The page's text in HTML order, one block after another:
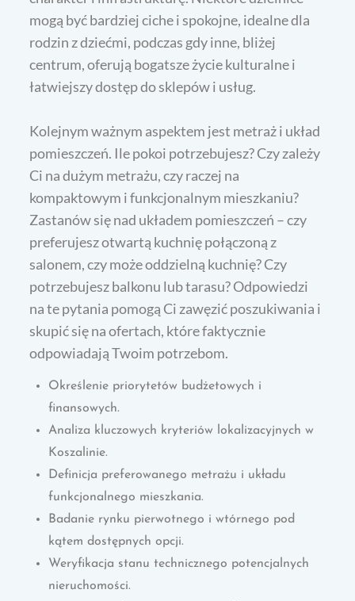
mogą być bardziej ciche i spokojne, idealne dla
rodzin z dziećmi, podczas gdy inne, bliżej
centrum, oferują bogatsze życie kulturalne i
łatwiejszy dostęp do sklepów i usług.
Kolejnym ważnym aspektem jest metraż i układ
pomieszczeń. Ile pokoi potrzebujesz? Czy zależy
Ci na dużym metrażu, czy raczej na
kompaktowym i funkcjonalnym mieszkaniu?
Zastanów się nad układem pomieszczeń – czy
preferujesz otwartą kuchnię połączoną z
salonem, czy może oddzielną kuchnię? Czy
potrzebujesz balkonu lub tarasu? Odpowiedzi
na te pytania pomogą Ci zawęzić poszukiwania i
skupić się na ofertach, które faktycznie
odpowiadają Twoim potrzebom.
Określenie priorytetów budżetowych i
finansowych.
Analiza kluczowych kryteriów lokalizacyjnych w
Koszalinie.
Definicja preferowanego metrażu i układu
funkcjonalnego mieszkania.
Badanie rynku pierwotnego i wtórnego pod
kątem dostępnych opcji.
Weryfikacja stanu technicznego potencjalnych
nieruchomości.